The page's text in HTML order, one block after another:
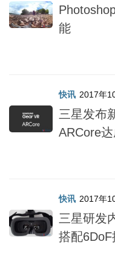
能
快讯 2017年
三星发布
ARCore
快讯 2017年
三星研发
搭配6DoF